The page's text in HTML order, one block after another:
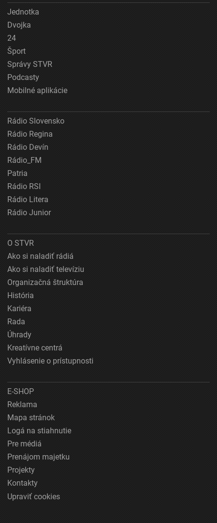
Jednotka
Dvojka
24
Šport
Správy STVR
Podcasty
Mobilné aplikácie
Rádio Slovensko
Rádio Regina
Rádio Devín
Rádio_FM
Patria
Rádio RSI
Rádio Litera
Rádio Junior
O STVR
Ako si naladiť rádiá
Ako si naladiť televíziu
Organizačná štruktúra
História
Kariéra
Rada
Úhrady
Kreatívne centrá
Vyhlásenie o prístupnosti
E-SHOP
Reklama
Mapa stránok
Logá na stiahnutie
Pre médiá
Prenájom majetku
Projekty
Kontakty
Upraviť cookies